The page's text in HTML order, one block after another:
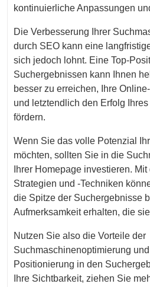
kontinuierliche Anpassungen
Die Verbesserung Ihrer
durch SEO kann eine
sich jedoch lohnt. Eine Top-
Suchergebnissen kann Ihnen
besser zu erreichen, Ihre
und letztendlich den Erfolg
fördern.
Wenn Sie das volle Potenzial
möchten, sollten Sie in die
Ihrer Homepage investieren.
Strategien und -Techniken
die Spitze der Suchergebnisse
Aufmerksamkeit erhalten, die
Nutzen Sie also die Vorteile der
Suchmaschinenoptimierung
Positionierung in den
Ihre Sichtbarkeit, ziehen Sie